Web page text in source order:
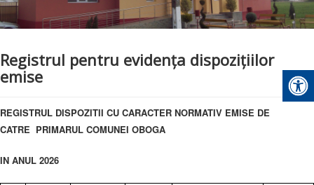
Prezentare Comună
Anunțuri
ALEGERI LOCALE 2024
Contact
Registrul pentru evidența dispozițiilor
emise
REGISTRUL DISPOZITII CU CARACTER NORMATIV EMISE DE
CATRE PRIMARUL COMUNEI OBOGA
IN ANUL 2026